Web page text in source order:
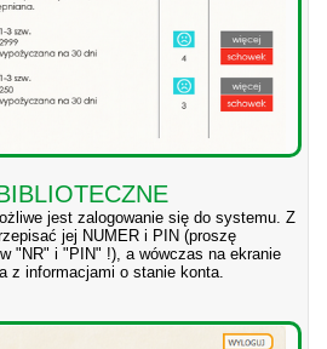
jest zalogowanie się do systemu. Z
jej NUMER i PIN (proszę
"NR" i "PIN" !), a wówczas na ekranie
z informacjami o stanie konta.